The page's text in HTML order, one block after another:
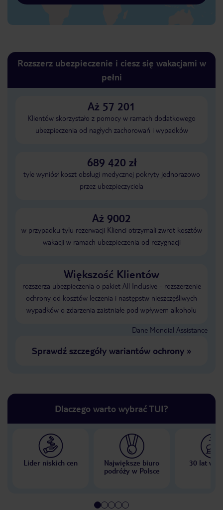
Rozszerz ubezpieczenie i ciesz się wakacjami w
pełni
Aż 57 201
Klientów skorzystało z pomocy w ramach dodatkowego
ubezpieczenia od nagłych zachorowań i wypadków
689 420 zł
tyle wyniósł koszt obsługi medycznej pokryty jednorazowo
przez ubezpieczyciela
Aż 9002
w przypadku tylu rezerwacji Klienci otrzymali zwrot kosztów
wakacji w ramach ubezpieczenia od rezygnacji
Większość Klientów
rozszerza ubezpieczenia o pakiet All Inclusive - rozszerzenie
ochrony od kosztów leczenia i następstw nieszczęśliwych
wypadków o zdarzenia zaistniałe pod wpływem alkoholu
Dane Mondial Assistance
Sprawdź szczegóły wariantów ochrony»
Dlaczego warto wybrać TUI?
Lider niskich cen
Największe biuro
podróży w Polsce
30 lat w